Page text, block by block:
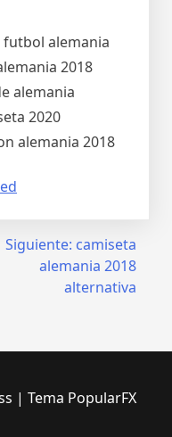
Siguiente: camiseta
alemania 2018
alternativa
| Tema PopularFX